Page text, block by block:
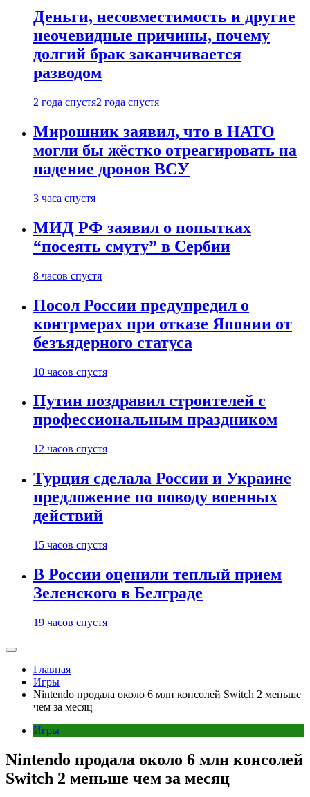
Деньги, несовместимость и другие
неочевидные причины, почему
долгий брак заканчивается
разводом
2 года спустя2 года спустя
Мирошник заявил, что в НАТО
могли бы жёстко отреагировать на
падение дронов ВСУ
3 часа спустя
МИД РФ заявил о попытках
“посеять смуту” в Сербии
8 часов спустя
Посол России предупредил о
контрмерах при отказе Японии от
безъядерного статуса
10 часов спустя
Путин поздравил строителей с
профессиональным праздником
12 часов спустя
Турция сделала России и Украине
предложение по поводу военных
действий
15 часов спустя
В России оценили теплый прием
Зеленского в Белграде
19 часов спустя
Главная
Игры
Nintendo продала около 6 млн консолей Switch 2 меньше
чем за месяц
Игры
Nintendo продала около 6 млн консолей
Switch 2 меньше чем за месяц